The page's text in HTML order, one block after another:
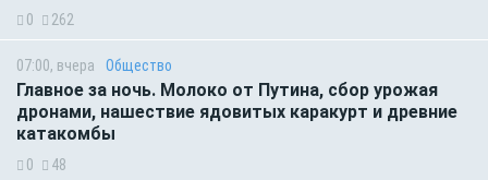
0 262
07:00, вчера Общество
Главное за ночь. Молоко от Путина, сбор урожая
дронами, нашествие ядовитых каракурт и древние
катакомбы
0 48